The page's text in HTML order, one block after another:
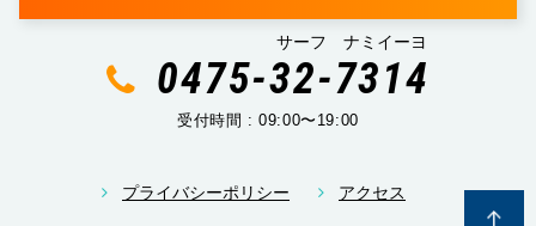
サーフ ナミイーヨ
0475-32-7314
受付時間 : 09:00〜19:00
プライバシーポリシー アクセス